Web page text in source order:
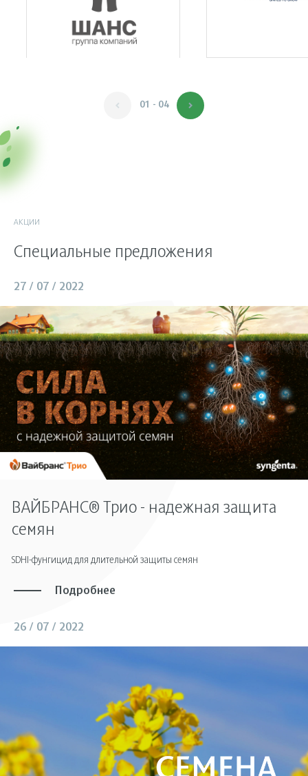
01 - 04
АКЦИИ
Специальные предложения
27 / 07 / 2022
ВАЙБРАНС® Трио - надежная защита
семян
SDHI-фунгицид для длительной защиты семян
Подробнее
26 / 07 / 2022